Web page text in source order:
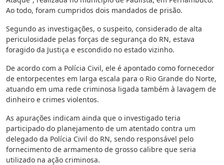
Ao todo, foram cumpridos dois mandados de prisão.
Segundo as investigações, o suspeito, considerado de alta
periculosidade pelas forças de segurança do RN, estava
foragido da Justiça e escondido no estado vizinho.
De acordo com a Polícia Civil, ele é apontado como fornecedor
de entorpecentes em larga escala para o Rio Grande do Norte,
atuando em uma rede criminosa ligada também à lavagem de
dinheiro e crimes violentos.
As apurações indicam ainda que o investigado teria
participado do planejamento de um atentado contra um
delegado da Polícia Civil do RN, sendo responsável pelo
fornecimento de armamento de grosso calibre que seria
utilizado na ação criminosa.